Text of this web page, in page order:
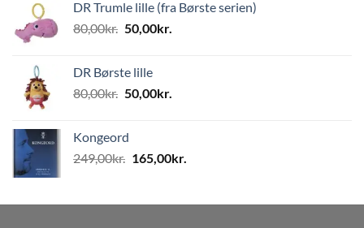
var:
499,00kr..
er:
DR Trumle lille (fra Børste serien)
80,00kr. Den
var:
80,00kr..
50,00kr.
50,00kr..
DR Børste lille
80,00kr. Den
var:
80,00kr..
50,00kr.
50,00kr..
Kongeord
249,00kr. Den
var:
165,00kr.
er: